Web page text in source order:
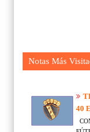
Notas Más
40